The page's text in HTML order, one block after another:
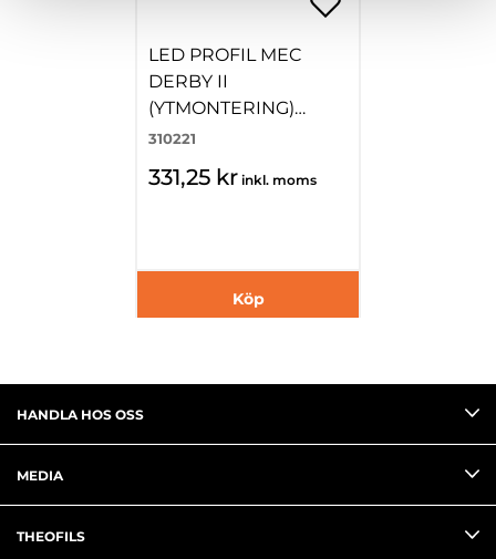
LED PROFIL MEC
DERBY II
(YTMONTERING)
19X12,8MM SVART
310221
331,25 kr inkl. moms
Köp
HANDLA HOS OSS
MEDIA
THEOFILS